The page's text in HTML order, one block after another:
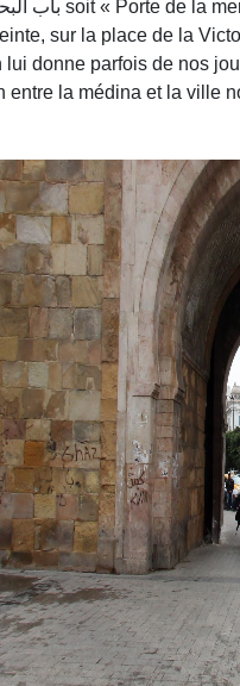
sur la place de la
lui donne parfois de nos
entre la médina et la ville